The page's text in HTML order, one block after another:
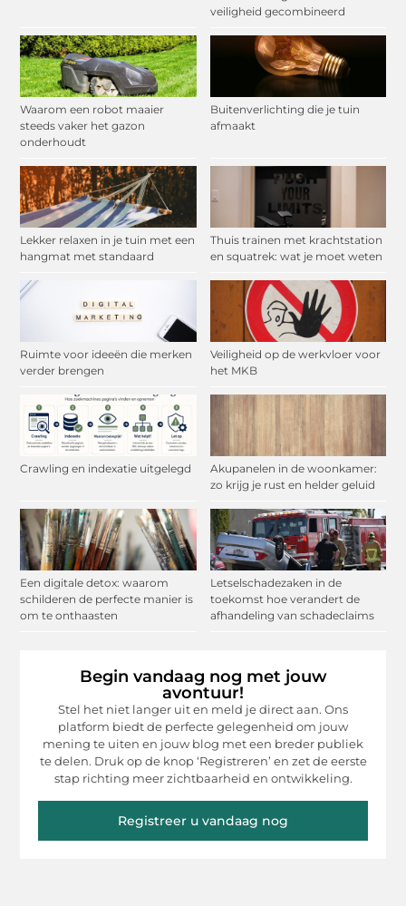
veiligheid gecombineerd
Waarom een robot maaier
steeds vaker het gazon
onderhoudt
Buitenverlichting die je tuin
afmaakt
Lekker relaxen in je tuin met een
hangmat met standaard
Thuis trainen met krachtstation
en squatrek: wat je moet weten
Ruimte voor ideeën die merken
verder brengen
Veiligheid op de werkvloer voor
het MKB
Crawling en indexatie uitgelegd
Akupanelen in de woonkamer:
zo krijg je rust en helder geluid
Een digitale detox: waarom
schilderen de perfecte manier is
om te onthaasten
Letselschadezaken in de
toekomst hoe verandert de
afhandeling van schadeclaims
Begin vandaag nog met jouw
avontuur!
Stel het niet langer uit en meld je direct aan. Ons
platform biedt de perfecte gelegenheid om jouw
mening te uiten en jouw blog met een breder publiek
te delen. Druk op de knop ‘Registreren’ en zet de eerste
stap richting meer zichtbaarheid en ontwikkeling.
Registreer u vandaag nog